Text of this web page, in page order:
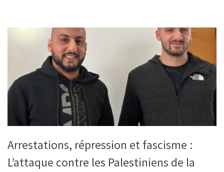
Arrestations, répression et fascisme :
L’attaque contre les Palestiniens de la